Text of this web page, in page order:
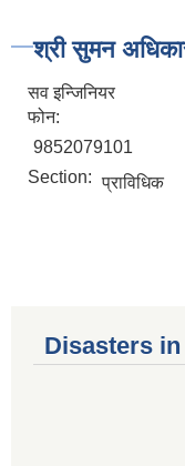
श्री सुमन
सव इन्जिनियर
फोन:
9852079101
Section: प्राविधिक
Disasters in